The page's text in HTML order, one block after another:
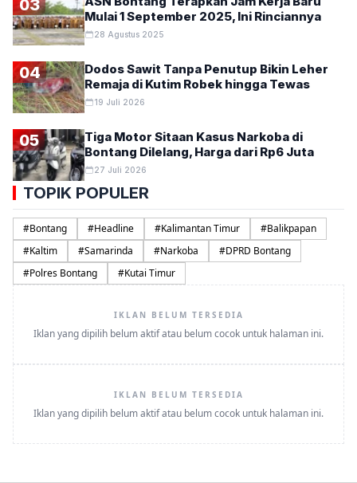
03
Mulai 1 September 2025, Ini Rinciannya
28 Agustus 2025
04
Dodos Sawit Tanpa Penutup Bikin Leher
Remaja di Kutim Robek hingga Tewas
19 Juli 2026
05
Tiga Motor Sitaan Kasus Narkoba di
Bontang Dilelang, Harga dari Rp6 Juta
27 Juli 2026
TOPIK POPULER
#Bontang #Headline #Kalimantan Timur #Balikpapan
#Kaltim #Samarinda #Narkoba #DPRD Bontang
#Polres Bontang #Kutai Timur
IKLAN BELUM TERSEDIA
Iklan yang dipilih belum aktif atau belum cocok untuk halaman ini.
IKLAN BELUM TERSEDIA
Iklan yang dipilih belum aktif atau belum cocok untuk halaman ini.